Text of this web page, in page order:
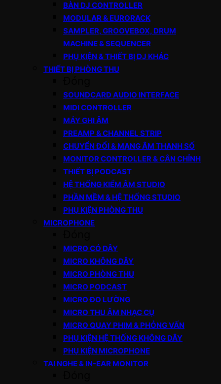
BÀN DJ CONTROLLER
MODULAR & EURORACK
SAMPLER, GROOVEBOX, DRUM
MACHINE & SEQUENCER
PHỤ KIỆN & THIẾT BỊ DJ KHÁC
THIẾT BỊ PHÒNG THU
SOUNDCARD AUDIO INTERFACE
MIDI CONTROLLER
MÁY GHI ÂM
PREAMP & CHANNEL STRIP
CHUYỂN ĐỔI & MẠNG ÂM THANH SỐ
MONITOR CONTROLLER & CÂN CHỈNH
THIẾT BỊ PODCAST
HỆ THỐNG KIỂM ÂM STUDIO
PHẦN MỀM & HỆ THỐNG STUDIO
PHỤ KIỆN PHÒNG THU
MICROPHONE
MICRO CÓ DÂY
MICRO KHÔNG DÂY
MICRO PHÒNG THU
MICRO PODCAST
MICRO ĐO LƯỜNG
MICRO THU ÂM NHẠC CỤ
MICRO QUAY PHIM & PHỎNG VẤN
PHỤ KIỆN HỆ THỐNG KHÔNG DÂY
PHỤ KIỆN MICROPHONE
TAI NGHE & IN-EAR MONITOR